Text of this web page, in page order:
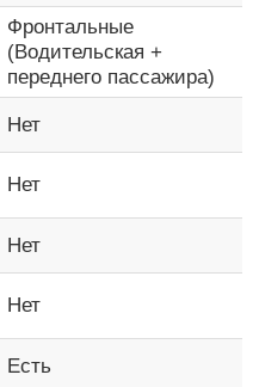
Фронтальные
(Водительская +
переднего пассажира)
Нет
Нет
Нет
Нет
Есть